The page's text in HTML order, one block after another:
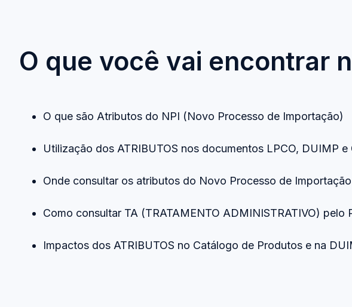
O que você vai encontrar
O que são Atributos do NPI (Novo Processo de Importação)
Utilização dos ATRIBUTOS nos documentos LPCO, DUIMP e
Onde consultar os atributos do Novo Processo de Importação
Como consultar TA (TRATAMENTO ADMINISTRATIVO) pelo
Impactos dos ATRIBUTOS no Catálogo de Produtos e na